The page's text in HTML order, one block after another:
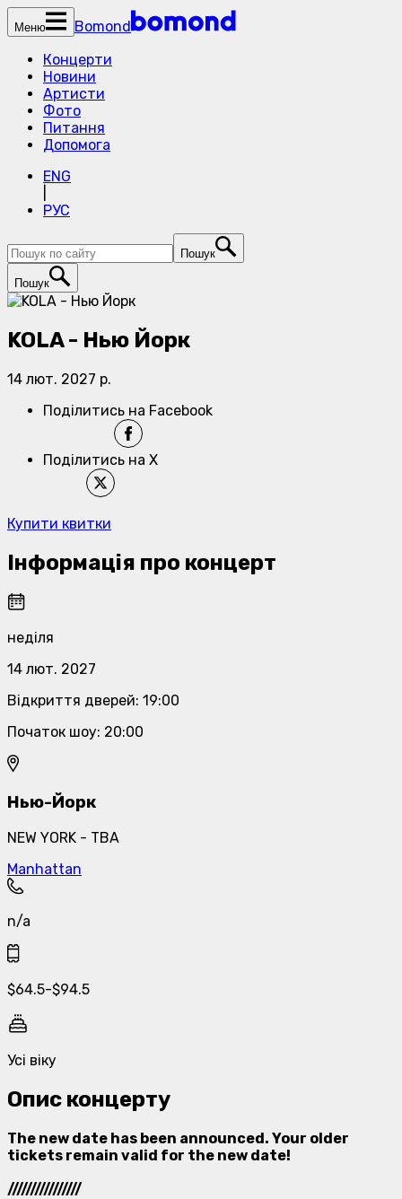
Меню
Bomond
Концерти
Новини
Артисти
Фото
Питання
Допомога
ENG
РУС
Пошук
Пошук
KOLA - Нью Йорк
14 лют. 2027 р.
Поділитись на Facebook
Поділитись на X
Купити квитки
Інформація про концерт
неділя
14 лют. 2027
Відкриття дверей: 19:00
Початок шоу: 20:00
Нью-Йорк
NEW YORK - TBA
Manhattan
n/a
$64.5-$94.5
Усі віку
Опис концерту
The new date has been announced. Your older
tickets remain valid for the new date!
////////////////